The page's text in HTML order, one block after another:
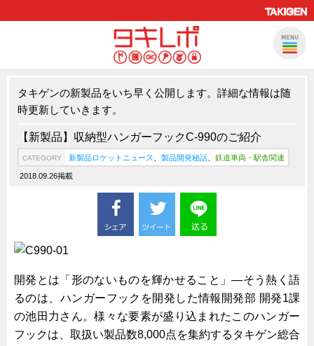
製品情報
ピックアップ製品
製品開発秘話
ハイセキュリティ錠前TAKシリーズ
CFRP（炭素繊維強化プラスチック）
CATEGORY ソリューション
船舶・港湾設備
タキゲンの新製品をいち早く公開します。詳細な情報は随
時更新していきます。
【新製品】収納型ハンガーフックC-990のご紹介
CATEGORY 新製品ロケットニュース 製品開発秘話 鉄道車両・駅舎関連
2018.09.26掲載
開発とは「形のないものを輝かせること」―そう熱く語
るのは、ハンガーフックを開発した情報開発部 開発1課
の池田力さん。様々な要素が盛り込まれたこのハンガー
フックは、取扱い製品数8,000点を集約するタキゲン総合